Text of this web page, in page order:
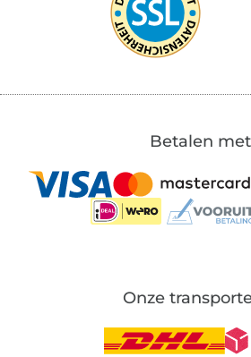
Betalen met
Onze